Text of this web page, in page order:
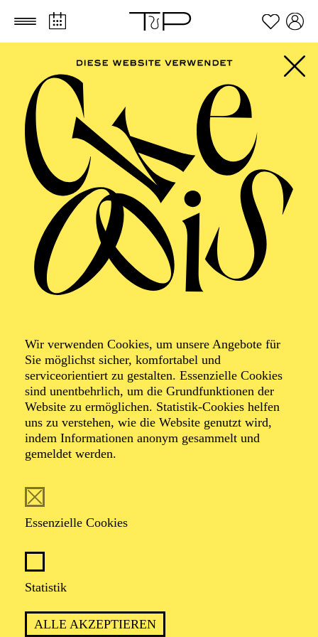
Zum Hauptinhalt springen Zum Footer springen
Wir verwenden Cookies, um unsere Angebote für
Sie möglichst sicher, komfortabel und
serviceorientiert zu gestalten. Essenzielle Cookies
sind unentbehrlich, um die Grundfunktionen der
Website zu ermöglichen. Statistik-Cookies helfen
uns zu verstehen, wie die Website genutzt wird,
indem Informationen anonym gesammelt und
gemeldet werden.
Essenzielle Cookies
Statistik
ALLE AKZEPTIEREN
Foto: Benne Ochs
Liliana de Sousa
Mezzosopran
stammt aus Portugal und studierte an der Escola
wurde sie für zwei Jahre Mitglied der International
erhielt sie von Mentor*innen wie Pedro Telles und
Lilian Watson. In Porto sammelte sie erste